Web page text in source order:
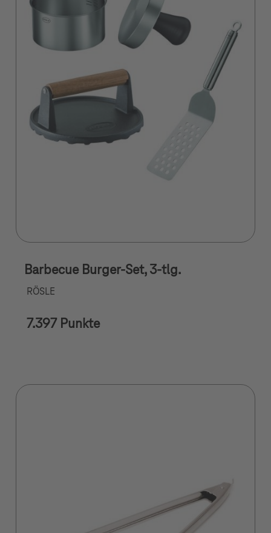
Barbecue Burger-Set, 3-tlg.
RÖSLE
7.397 Punkte